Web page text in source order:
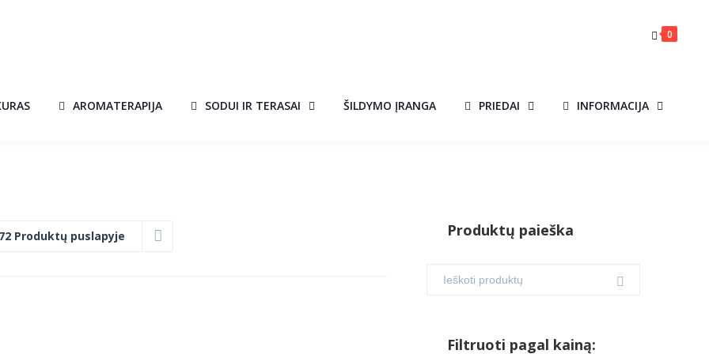
0
AROMATERAPIJA SODUI IR TERASAI ŠILDYMO ĮRANGA PRIEDAI INFORMACIJA
72 Produktų puslapyje Produktų paieška
Filtruoti pagal kainą: